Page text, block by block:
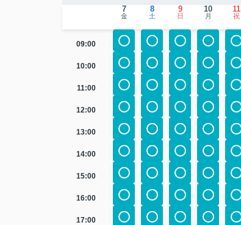
7
金
8
土
9
日
10
月
11
祝
09:00
10:00
11:00
12:00
13:00
14:00
15:00
16:00
17:00